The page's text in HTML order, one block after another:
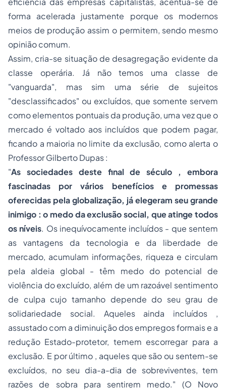
forma acelerada justamente porque os modernos
meios de produção assim o permitem, sendo mesmo
opinião comum.
Assim, cria-se situação de desagregação evidente da
classe operária. Já não temos uma classe de
"vanguarda", mas sim uma série de sujeitos
"desclassificados" ou excluídos, que somente servem
como elementos pontuais da produção, uma vez que o
mercado é voltado aos incluídos que podem pagar,
ficando a maioria no limite da exclusão, como alerta o
Professor Gilberto Dupas :
"As sociedades deste final de século , embora
fascinadas por vários benefícios e promessas
oferecidas pela globalização, já elegeram seu grande
inimigo : o medo da exclusão social, que atinge todos
os níveis. Os inequívocamente incluídos - que sentem
as vantagens da tecnologia e da liberdade de
mercado, acumulam informações, riqueza e circulam
pela aldeia global - têm medo do potencial de
violência do excluído, além de um razoável sentimento
de culpa cujo tamanho depende do seu grau de
solidariedade social. Aqueles ainda incluídos ,
assustado com a diminuição dos empregos formais e a
redução Estado-protetor, temem escorregar para a
exclusão. E por último , aqueles que são ou sentem-se
excluídos, no seu dia-a-dia de sobreviventes, tem
razões de sobra para sentirem medo." (O Novo